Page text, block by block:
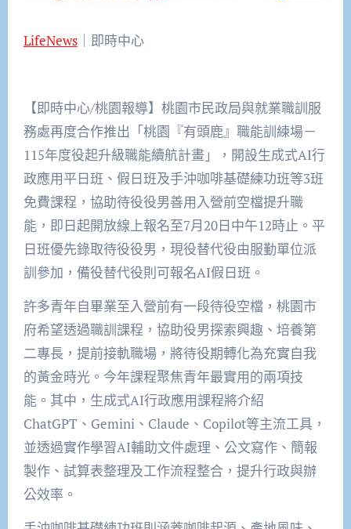
LifeNews｜即時中心
【即時中心/桃園報導】桃園市民政局與就業職訓服
務處再度合作推出「桃園『有頭鹿』職能訓練場－
115年度役起升級職能續航計畫」，開設生成式AI行
政應用平日班、假日班及手沖咖啡基礎練功班等3班
免費課程，協助待役役男善用入營前空檔提升職
能，即日起開放線上報名至7月20日中午12時止。平
日班優先錄取待役役男，現役替代役由服勤單位派
訓參加，備役替代役則可報名AI假日班。
許多青年自畢業至入營前有一段待役空檔，桃園市
府希望透過職訓課程，協助役男探索興趣、培養第
二專長，提前接軌職場，將待役期轉化為充實自我
的黃金時光。今年課程聚焦青年最實用的兩項技
能。其中，生成式AI行政應用課程將介紹
ChatGPT、Gemini、Claude、Copilot等主流工具，
並透過實作學習AI輔助文件處理、公文寫作、簡報
製作、試算表整理及工作流程整合，提升行政與辦
公效率。